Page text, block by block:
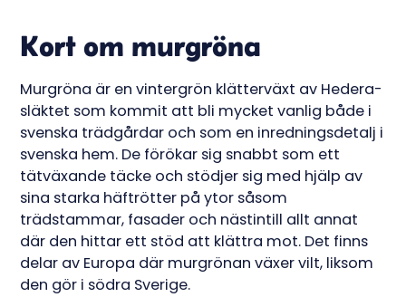
Kort om murgröna
Murgröna är en vintergrön klätterväxt av Hedera-
släktet som kommit att bli mycket vanlig både i
svenska trädgårdar och som en inredningsdetalj i
svenska hem. De förökar sig snabbt som ett
tätväxande täcke och stödjer sig med hjälp av
sina starka häftrötter på ytor såsom
trädstammar, fasader och nästintill allt annat
där den hittar ett stöd att klättra mot. Det finns
delar av Europa där murgrönan växer vilt, liksom
den gör i södra Sverige.